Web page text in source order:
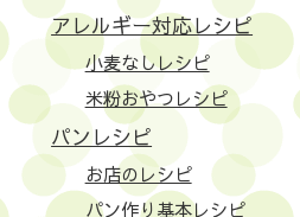
アレルギー対応レシピ
小麦なしレシピ
米粉おやつレシピ
パンレシピ
お店のレシピ
パン作り基本レシピ